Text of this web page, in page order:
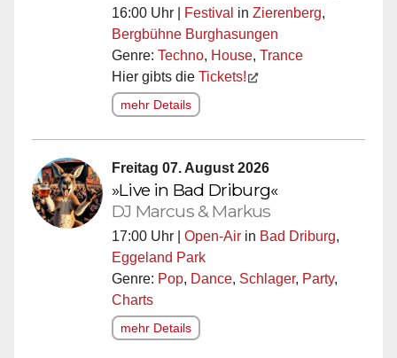
16:00 Uhr | Festival in Zierenberg,
Bergbühne Burghasungen
Genre: Techno, House, Trance
Hier gibts die Tickets!
mehr Details
Freitag 07. August 2026
»Live in Bad Driburg«
DJ Marcus & Markus
17:00 Uhr | Open-Air in Bad Driburg,
Eggeland Park
Genre: Pop, Dance, Schlager, Party,
Charts
mehr Details